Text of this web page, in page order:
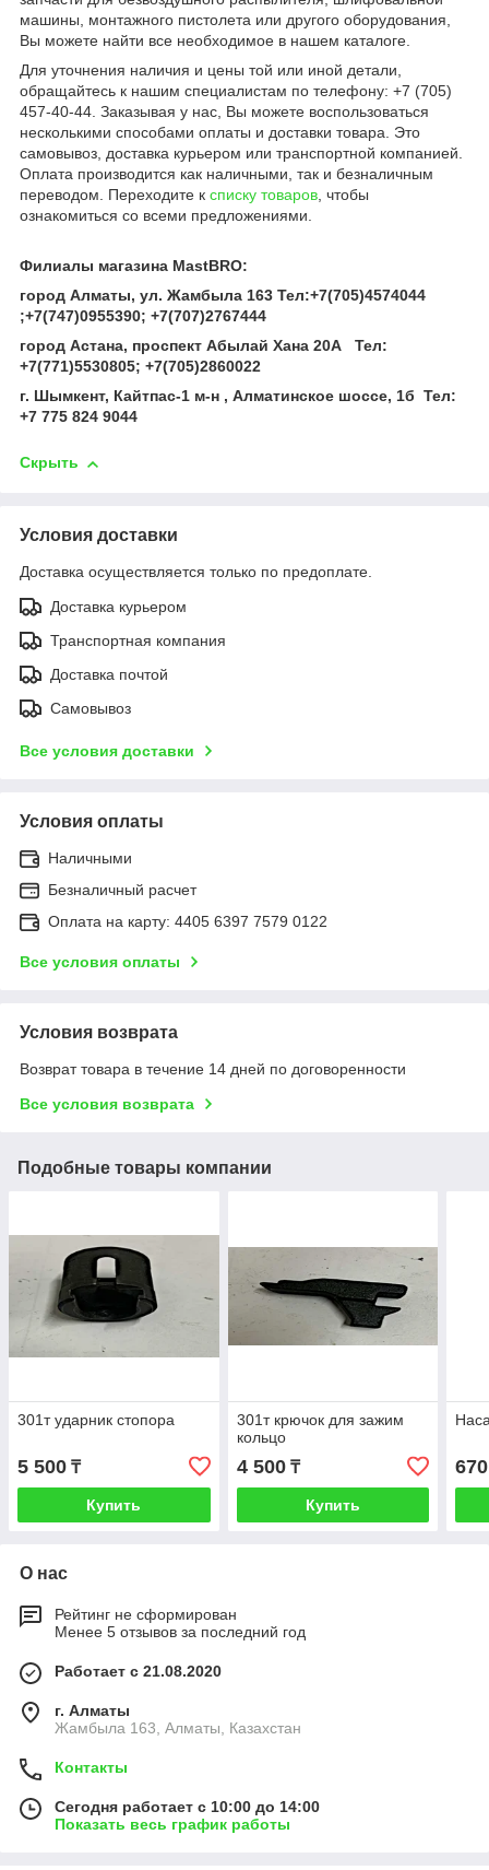
машины, монтажного пистолета или другого оборудования,
Вы можете найти все необходимое в нашем каталоге.
Для уточнения наличия и цены той или иной детали,
обращайтесь к нашим специалистам по телефону: +7 (705)
457-40-44. Заказывая у нас, Вы можете воспользоваться
несколькими способами оплаты и доставки товара. Это
самовывоз, доставка курьером или транспортной компанией.
Оплата производится как наличными, так и безналичным
переводом. Переходите к списку товаров, чтобы
ознакомиться со всеми предложениями.
Филиалы магазина MastBRO:
город Алматы, ул. Жамбыла 163 Тел:+7(705)4574044
;+7(747)0955390; +7(707)2767444
город Астана, проспект Абылай Хана 20А
Тел:
+7(771)5530805; +7(705)2860022
г. Шымкент, Кайтпас-1 м-н , Алматинское шоссе, 1б Тел:
+7 775 824 9044
Скрыть
Условия доставки
Доставка осуществляется только по предоплате.
Доставка курьером
Транспортная компания
Доставка почтой
Самовывоз
Все условия доставки
Условия оплаты
Наличными
Безналичный расчет
Оплата на карту: 4405 6397 7579 0122
Все условия оплаты
Условия возврата
Возврат товара в течение 14 дней по договоренности
Все условия возврата
Подобные товары компании
301т ударник стопора
5 500 ₸
Купить
301т крючок для зажим
кольцо
4 500₸
Купить
670
О нас
Рейтинг не сформирован
Менее 5 отзывов за последний год
Работает с 21.08.2020
г. Алматы
Жамбыла 163, Алматы, Казахстан
Контакты
Сегодня работает с 10:00 до 14:00
Показать весь график работы